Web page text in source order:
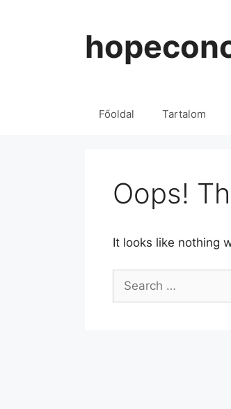
Főoldal Tartalom
Oops!
It looks like nothing
for: